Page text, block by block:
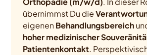
übernimmst Du die
eigenenBehandlungsbereich
hoher medizinischer Souveränitä
Patientenkontakt.